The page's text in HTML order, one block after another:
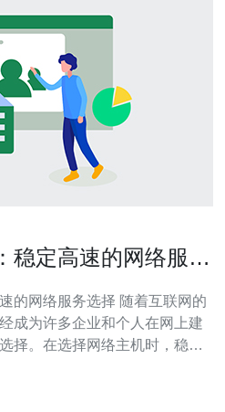
稳定高速的网络服务
务选择 随着互联网的
成为许多企业和个人在网上建
择。在选择网络主机时，稳定
施和大带宽资源，是一个理想